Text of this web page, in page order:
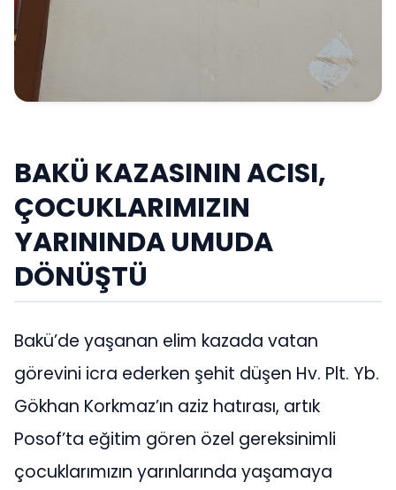
BAKÜ KAZASININ ACISI,
ÇOCUKLARIMIZIN
YARININDA UMUDA
DÖNÜŞTÜ
Bakü’de yaşanan elim kazada vatan
görevini icra ederken şehit düşen Hv. Plt. Yb.
Gökhan Korkmaz’ın aziz hatırası, artık
Posof’ta eğitim gören özel gereksinimli
çocuklarımızın yarınlarında yaşamaya